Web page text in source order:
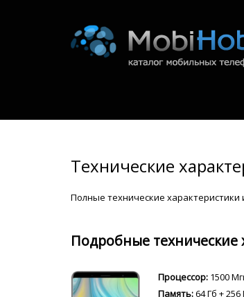
Технические
Полные технические
Подробные технические
Процессор: 1500
Память:64 Гб + 256